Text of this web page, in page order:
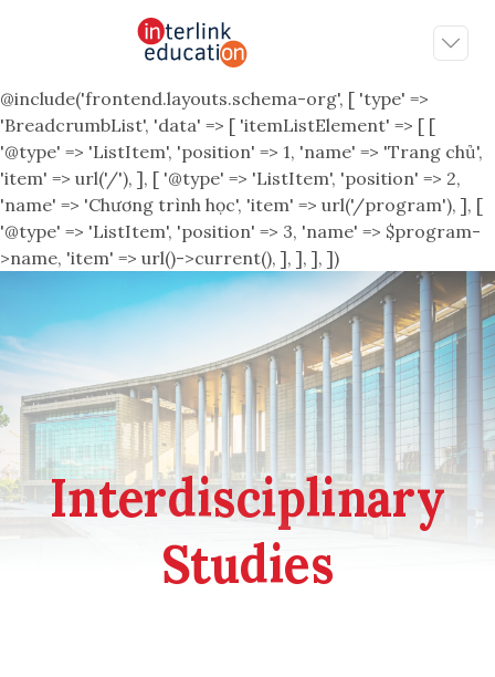
@include('frontend.layouts.schema-org', [ 'type' =>
'BreadcrumbList', 'data' => [ 'itemListElement' => [ [
'@type' => 'ListItem', 'position' => 1, 'name' => 'Trang chủ',
'item' => url('/'), ], [ '@type' => 'ListItem', 'position' => 2,
'name' => 'Chương trình học', 'item' => url('/program'), ], [
'@type' => 'ListItem', 'position' => 3, 'name' => $program-
>name, 'item' => url()->current(), ], ], ], ])
Interdisciplinary
Studies